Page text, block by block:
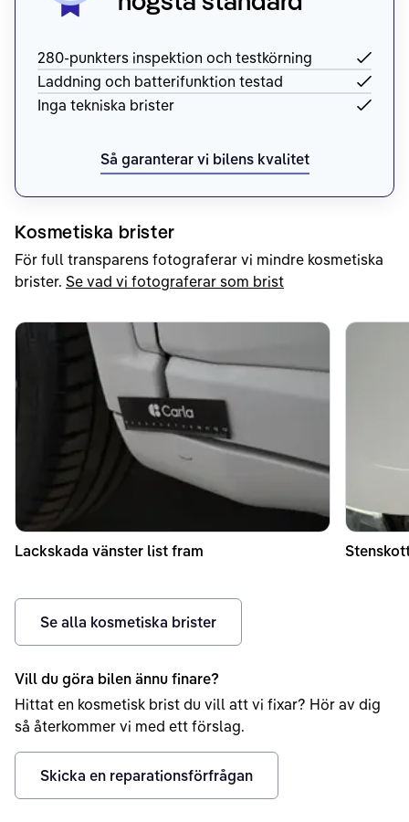
280-punkters inspektion och testkörning
Laddning och batterifunktion testad
Inga tekniska brister
Så garanterar vi bilens kvalitet
Kosmetiska brister
För full transparens fotograferar vi mindre kosmetiska
brister. Se vad vi fotograferar som brist
Lackskada vänster list fram
Se alla kosmetiska brister
Vill du göra bilen ännu finare?
Hittat en kosmetisk brist du vill att vi fixar? Hör av dig
så återkommer vi med ett förslag.
Skicka en reparationsförfrågan